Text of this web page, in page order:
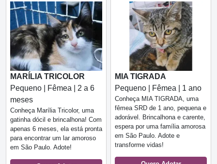
MARÍLIA TRICOLOR
Pequeno | Fêmea | 2 a 6
meses
Conheça Marília Tricolor, uma
gatinha dócil e brincalhona! Com
apenas 6 meses, ela está pronta
para encontrar um lar amoroso
em São Paulo. Adote!
MIA TIGRADA
Pequeno | Fêmea | 1 ano
Conheça MIA TIGRADA, uma
fêmea SRD de 1 ano, pequena e
adorável. Brincalhona e carente,
espera por uma família amorosa
em São Paulo. Adote e
transforme vidas!